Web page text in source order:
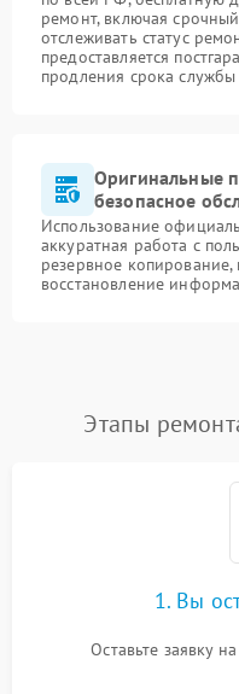
ремонт, включая
отслеживать статус
предоставляется
продления срока службы
Оригинальные
безопасное
Использование
аккуратная работа с
резервное
восстановление
Этапы
1. Вы
Оставьте заявку